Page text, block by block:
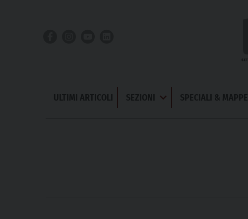
ULTIMI ARTICOLI SEZIONI
Apri
Menu
SPECIALI & MAPPE